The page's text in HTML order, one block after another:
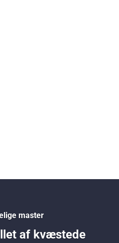
master
af kvæstede